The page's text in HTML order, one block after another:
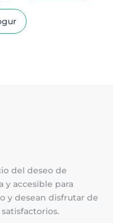
del deseo de
y accesible para
y desean disfrutar de